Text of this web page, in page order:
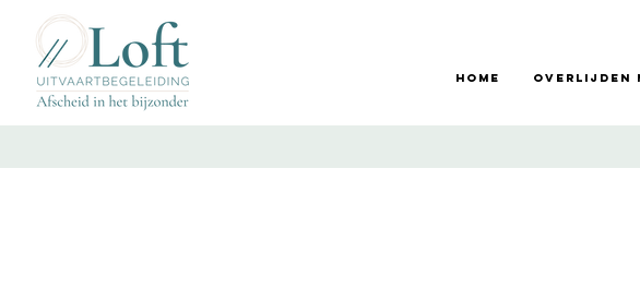
Home Overlijden